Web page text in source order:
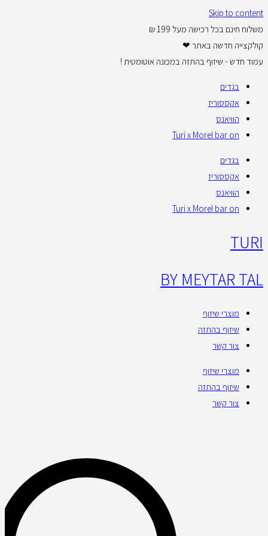
Skip to content
משלוח חינם בכל רכישה מעל 199 ₪
קולקצייה חדשה באתר ❤
עמוד חדש - שיזוף בהתזה במכונה אוטומטית !
בגדים
אקססוריז
הוויאנס
Turi x Morel bar on
בגדים
אקססוריז
הוויאנס
Turi x Morel bar on
TURI
BY MEYTAR TAL
מוצרי שיזוף
שיזוף בהתזה
צור קשר
מוצרי שיזוף
שיזוף בהתזה
צור קשר